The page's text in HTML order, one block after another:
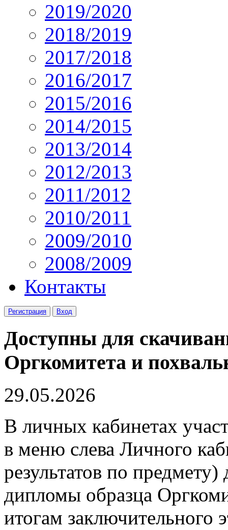
2019/2020
2018/2019
2017/2018
2016/2017
2015/2016
2014/2015
2013/2014
2012/2013
2011/2012
2010/2011
2009/2010
2008/2009
Контакты
Регистрация Вход
Доступны для
Оргкомитета и
29.05.2026
В личных кабинетах
в меню слева Личного
результатов по
дипломы образца
итогам заключительного